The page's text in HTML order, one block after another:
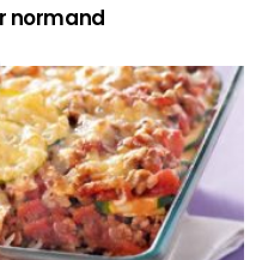
normand